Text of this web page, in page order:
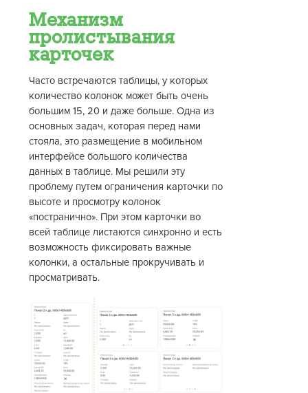
Механизм
пролистывания
карточек
Часто встречаются таблицы, у которых
количество колонок может быть очень
большим 15, 20 и даже больше. Одна из
основных задач, которая перед нами
стояла, это размещение в мобильном
интерфейсе большого количества
данных в таблице. Мы решили эту
проблему путем ограничения карточки по
высоте и просмотру колонок
«постранично». При этом карточки во
всей таблице листаются синхронно и есть
возможность фиксировать важные
колонки, а остальные прокручивать и
просматривать.